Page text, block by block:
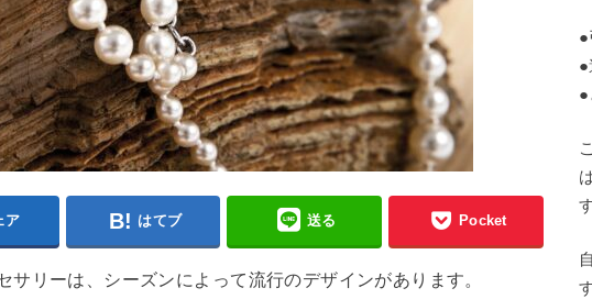
ア はてブ 送る Pocket
サリーは、シーズンによって流行のデザインがあります。
●
●
●